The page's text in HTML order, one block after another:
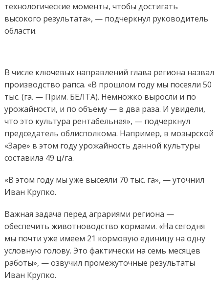
технологические моменты, чтобы достигать
высокого результата», — подчеркнул руководитель
области.
В числе ключевых направлений глава региона назвал
производство рапса. «В прошлом году мы посеяли 50
тыс. (га. — Прим. БЕЛТА). Немножко выросли и по
урожайности, и по объему — в два раза. И увидели,
что это культура рентабельная», — подчеркнул
председатель облисполкома. Например, в мозырской
«Заре» в этом году урожайность данной культуры
составила 49 ц/га.
«В этом году мы уже высеяли 70 тыс. га», — уточнил
Иван Крупко.
Важная задача перед аграриями региона —
обеспечить животноводство кормами. «На сегодня
мы почти уже имеем 21 кормовую единицу на одну
условную голову. Это фактически на семь месяцев
работы», — озвучил промежуточные результаты
Иван Крупко.